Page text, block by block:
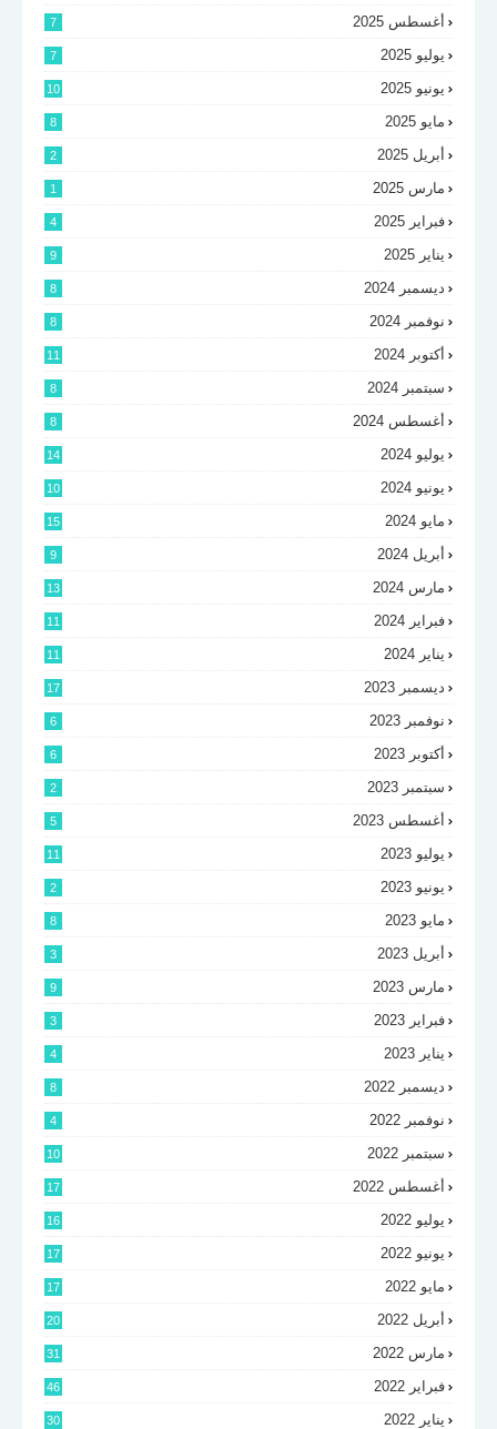
أغسطس 2025 7
يوليو 2025 7
يونيو 2025 10
مايو 2025 8
أبريل 2025 2
مارس 2025 1
فبراير 2025 4
يناير 2025 9
ديسمبر 2024 8
نوفمبر 2024 8
أكتوبر 2024 11
سبتمبر 2024 8
أغسطس 2024 8
يوليو 2024 14
يونيو 2024 10
مايو 2024 15
أبريل 2024 9
مارس 2024 13
فبراير 2024 11
يناير 2024 11
ديسمبر 2023 17
نوفمبر 2023 6
أكتوبر 2023 6
سبتمبر 2023 2
أغسطس 2023 5
يوليو 2023 11
يونيو 2023 2
مايو 2023 8
أبريل 2023 3
مارس 2023 9
فبراير 2023 3
يناير 2023 4
ديسمبر 2022 8
نوفمبر 2022 4
سبتمبر 2022 10
أغسطس 2022 17
يوليو 2022 16
يونيو 2022 17
مايو 2022 17
أبريل 2022 20
مارس 2022 31
فبراير 2022 46
يناير 2022 30